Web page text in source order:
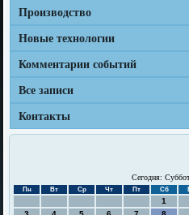
Производство
Новые технологии
Комментарии событий
Все записи
Контакты
Сегодня:
Пн Вт Ср Чт Пт Сб
1